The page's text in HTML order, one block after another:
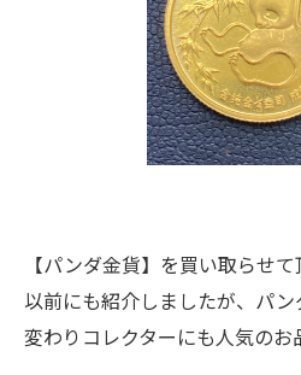
【パンダ金貨】を買い取らせ
以前にも紹介しましたが、パ
変わりコレクターにも人気の